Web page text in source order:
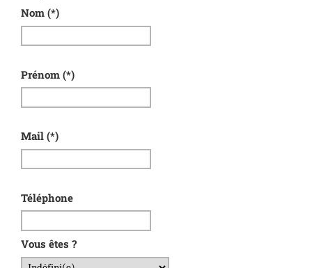
Nom (*)
Prénom (*)
Mail (*)
Téléphone
Vous êtes ?